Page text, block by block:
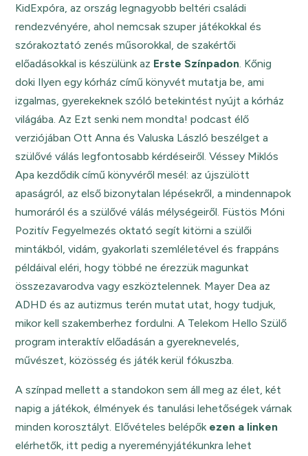
KidExpóra, az ország legnagyobb beltéri családi
rendezvényére, ahol nemcsak szuper játékokkal és
szórakoztató zenés műsorokkal, de szakértői
előadásokkal is készülünk az Erste Színpadon. Kőnig
doki Ilyen egy kórház című könyvét mutatja be, ami
izgalmas, gyerekeknek szóló betekintést nyújt a kórház
világába. Az Ezt senki nem mondta! podcast élő
verziójában Ott Anna és Valuska László beszélget a
szülővé válás legfontosabb kérdéseiről. Véssey Miklós
Apa kezdődik című könyvéről mesél: az újszülött
apaságról, az első bizonytalan lépésekről, a mindennapok
humoráról és a szülővé válás mélységeiről. Füstös Móni
Pozitív Fegyelmezés oktató segít kitörni a szülői
mintákból, vidám, gyakorlati szemléletével és frappáns
példáival eléri, hogy többé ne érezzük magunkat
összezavarodva vagy eszköztelennek. Mayer Dea az
ADHD és az autizmus terén mutat utat, hogy tudjuk,
mikor kell szakemberhez fordulni. A Telekom Hello Szülő
program interaktív előadásán a gyereknevelés,
művészet, közösség és játék kerül fókuszba.
A színpad mellett a standokon sem áll meg az élet, két
napig a játékok, élmények és tanulási lehetőségek várnak
minden korosztályt. Elővételes belépők ezen a linken
elérhetők, itt pedig a nyereményjátékunkra lehet